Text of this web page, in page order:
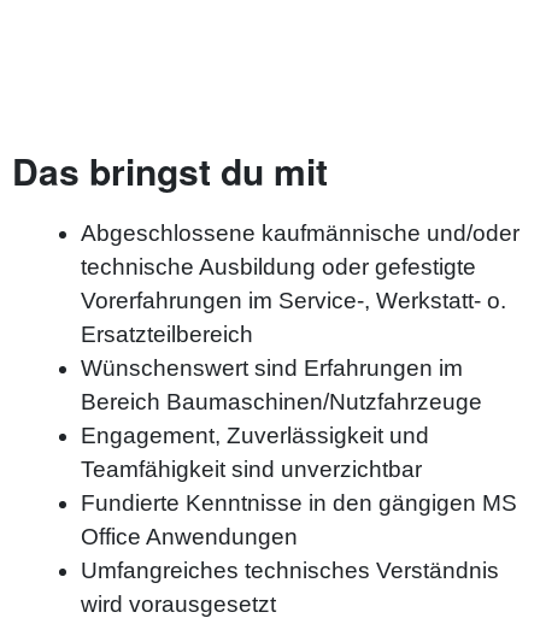
Das bringst du mit
Abgeschlossene kaufmännische und/oder
technische Ausbildung oder gefestigte
Vorerfahrungen im Service-, Werkstatt- o.
Ersatzteilbereich
Wünschenswert sind Erfahrungen im
Bereich Baumaschinen/Nutzfahrzeuge
Engagement, Zuverlässigkeit und
Teamfähigkeit sind unverzichtbar
Fundierte Kenntnisse in den gängigen MS
Office Anwendungen
Umfangreiches technisches Verständnis
wird vorausgesetzt